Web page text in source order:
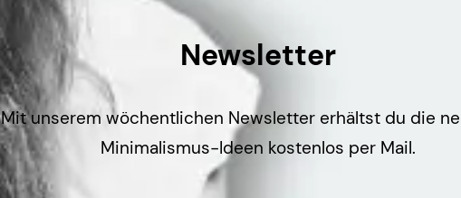
Newsletter
Mit unserem wöchentlichen Newsletter erhältst du die
Minimalismus-Ideen kostenlos per Mail.